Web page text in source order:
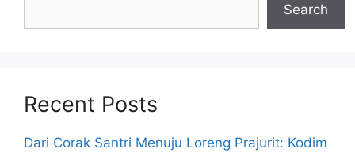
Search
Recent Posts
Dari Corak Santri Menuju Loreng Prajurit: Kodim